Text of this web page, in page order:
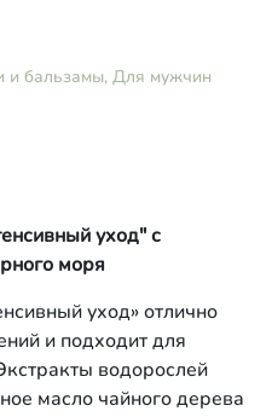
и бальзамы, Для мужчин
уход" с
моря
уход» отлично
и подходит для
водорослей
масло чайного дерева